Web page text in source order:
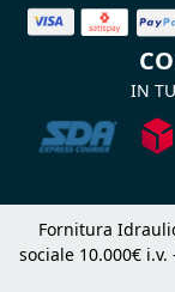
IN
Fornitura
sociale 10.000€ i.v.